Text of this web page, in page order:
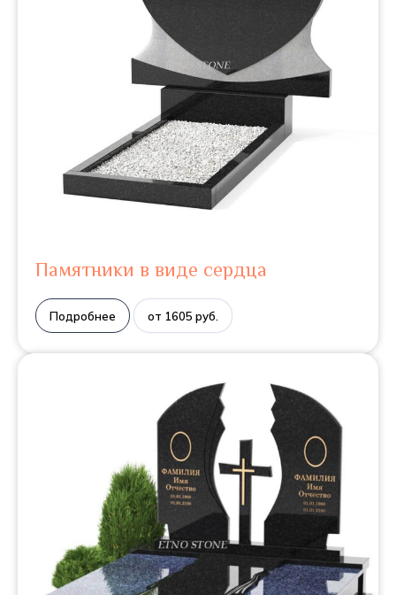
Памятники в виде сердца
Подробнее от 1605 руб.